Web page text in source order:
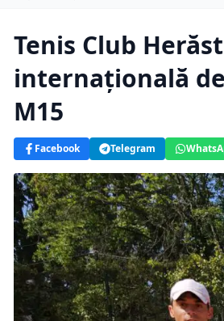
Tenis Club
internațională
M15
Facebook Telegram